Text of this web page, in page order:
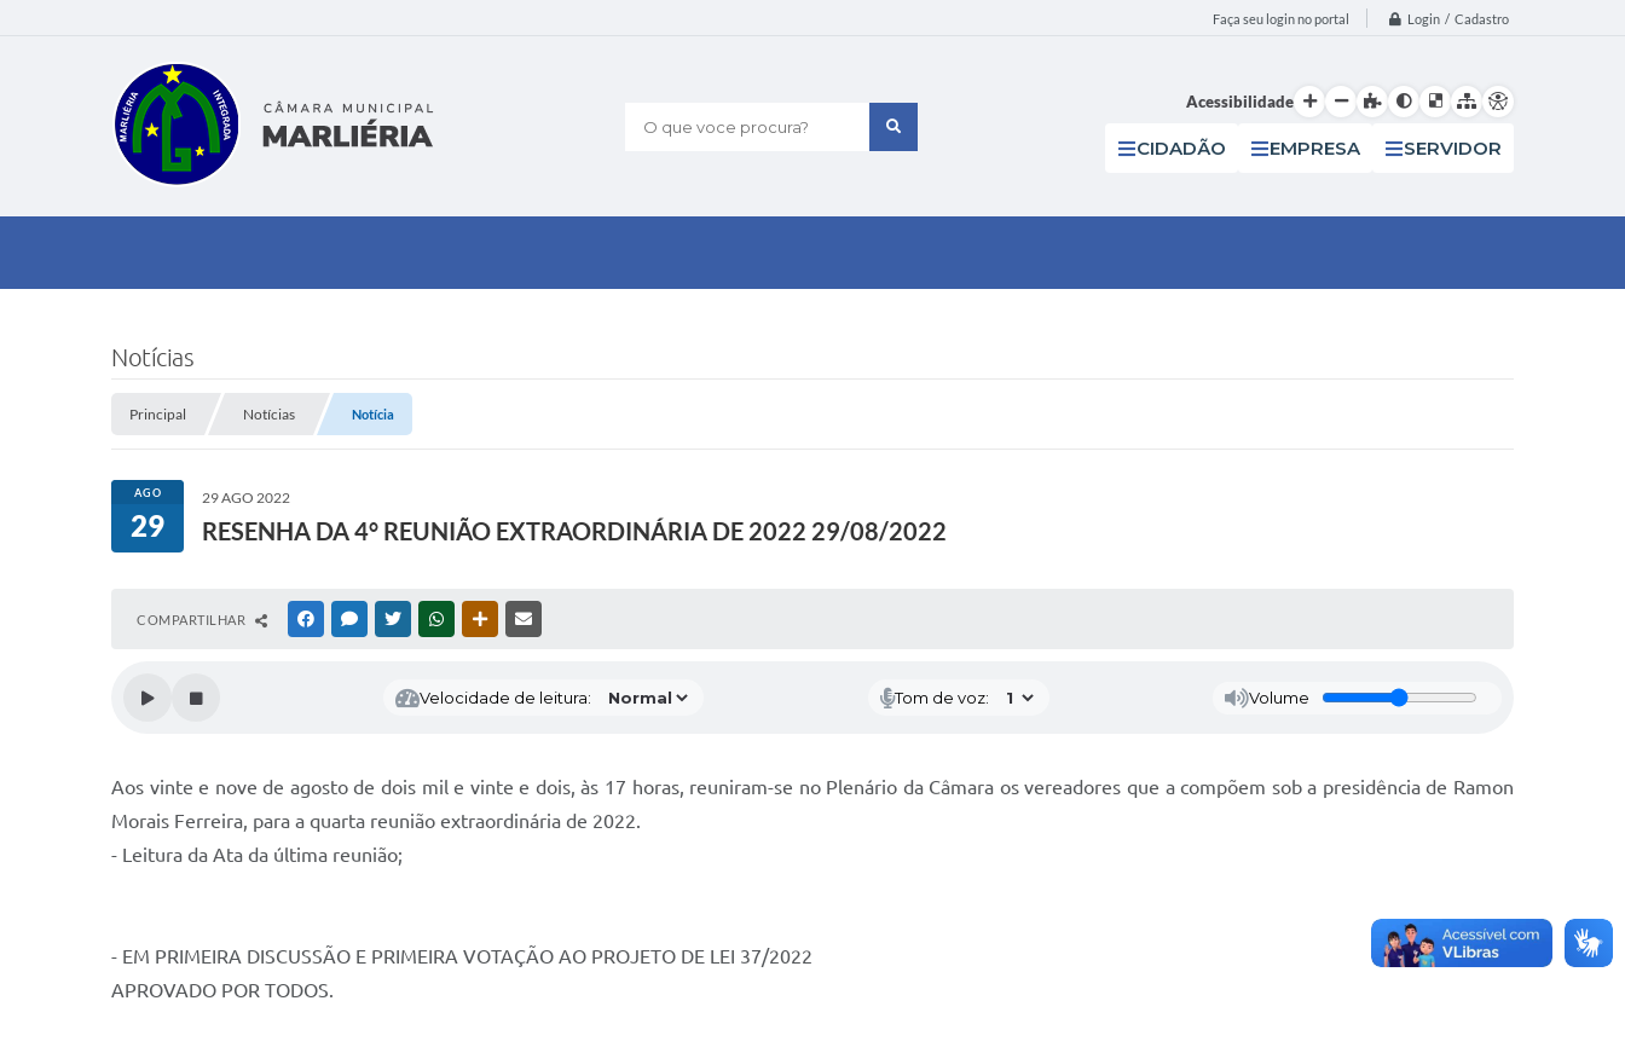
Faça seu login no portal Login / Cadastro
O que voce procura?
Acessibilidade
CIDADÃO EMPRESA SERVIDOR
Notícias
Principal Notícias Notícia
AGO
29
29 AGO 2022
RESENHA DA 4° REUNIÃO EXTRAORDINÁRIA DE 2022 29/08/2022
COMPARTILHAR FACEBOOKMESSENGER
TWITTERWHATSAPPOUTRAS MÍDIAS
Velocidade de leitura: Tom de voz: Volume
Aos vinte e nove de agosto de dois mil e vinte e dois, às 17 horas, reuniram-se no Plenário da Câmara os vereadores que a compõem sob a presidência de Ramon
Morais Ferreira, para a quarta reunião extraordinária de 2022.
- Leitura da Ata da última reunião;
- EM PRIMEIRA DISCUSSÃO E PRIMEIRA VOTAÇÃO AO PROJETO DE LEI 37/2022
APROVADO POR TODOS.